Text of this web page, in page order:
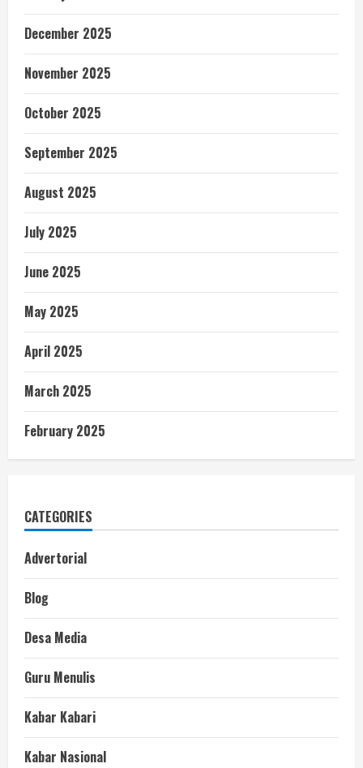
December 2025
November 2025
October 2025
September 2025
August 2025
July 2025
June 2025
May 2025
April 2025
March 2025
February 2025
CATEGORIES
Advertorial
Blog
Desa Media
Guru Menulis
Kabar Kabari
Kabar Nasional